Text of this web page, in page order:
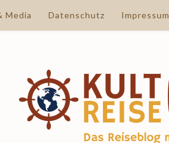
Media Datenschutz Impressum